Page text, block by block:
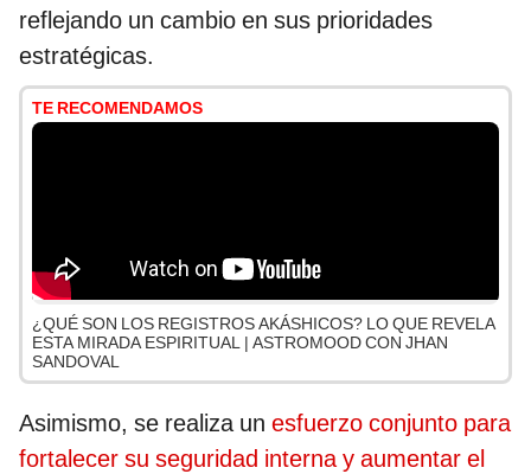
reflejando un cambio en sus prioridades
estratégicas.
TE RECOMENDAMOS
¿QUÉ SON LOS REGISTROS AKÁSHICOS? LO QUE REVELA
ESTA MIRADA ESPIRITUAL | ASTROMOOD CON JHAN
SANDOVAL
Asimismo, se realiza un esfuerzo conjunto para
fortalecer su seguridad interna y aumentar el